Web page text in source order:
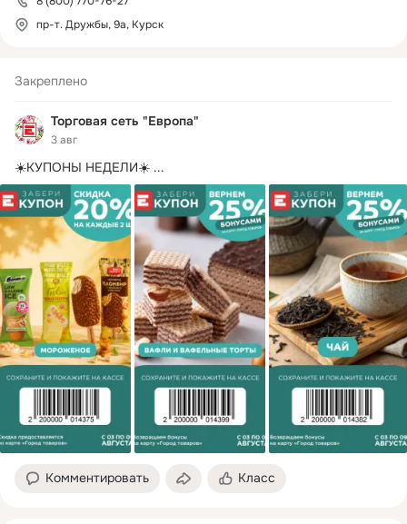
Закреплено
Торговая сеть "Европа"
3 авг
☀️КУПОНЫ НЕДЕЛИ☀️ ...
Комментировать Класс
пр-т. Дружбы, 9а, Курск